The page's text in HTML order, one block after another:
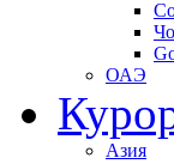
ОАЭ
Азия